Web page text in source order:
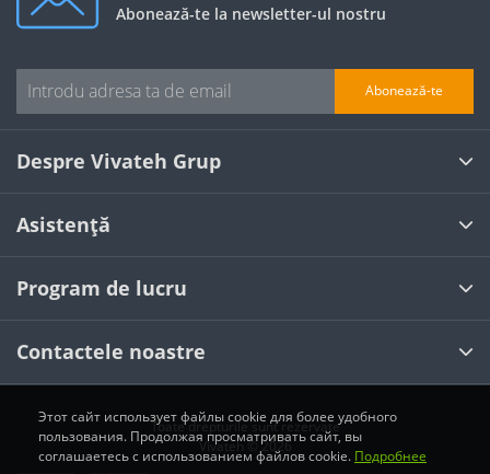
Abonează-te la newsletter-ul nostru
Abonează-te
Despre Vivateh Grup
Asistență
Program de lucru
Contactele noastre
Toate drepturile sunt rezervate
Vivateh © 2026
Этот сайт использует файлы cookie для более удобного
пользования. Продолжая просматривать сайт, вы
соглашаетесь с использованием файлов cookie. Подробнее